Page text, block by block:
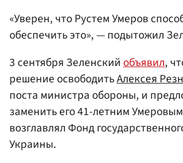
«Уверен, что Рустем Умеров
обеспечить это», — подытожил
3 сентября Зеленскийобъявил,
решение освободитьАлексея
поста министра обороны, и
заменить его 41-летним
возглавлял Фонд
Украины.